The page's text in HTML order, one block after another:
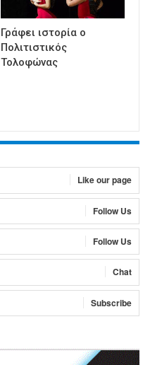
Γράφει ιστορία ο
Πολιτιστικός
Τολοφώνας
Like our page
Follow Us
Follow Us
Chat
Subscribe